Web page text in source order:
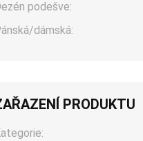
podešve:
dámská:
PRODUKTU